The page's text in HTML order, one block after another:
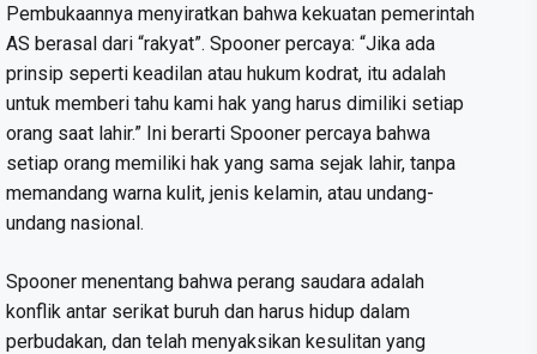
Pembukaannya menyiratkan bahwa kekuatan pemerintah
AS berasal dari “rakyat”. Spooner percaya: “Jika ada
prinsip seperti keadilan atau hukum kodrat, itu adalah
untuk memberi tahu kami hak yang harus dimiliki setiap
orang saat lahir.” Ini berarti Spooner percaya bahwa
setiap orang memiliki hak yang sama sejak lahir, tanpa
memandang warna kulit, jenis kelamin, atau undang-
undang nasional.
Spooner menentang bahwa perang saudara adalah
konflik antar serikat buruh dan harus hidup dalam
perbudakan, dan telah menyaksikan kesulitan yang